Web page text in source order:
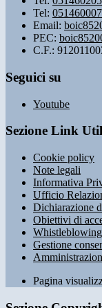
Tel: 051460007
Email:
PEC:
C.F.:
Seguici su
Youtube
Sezione Link
Cookie policy
Note legali
Informativa
Ufficio
Dichiarazione
Obiettivi di
Whistleblowing
Gestione
Pagina